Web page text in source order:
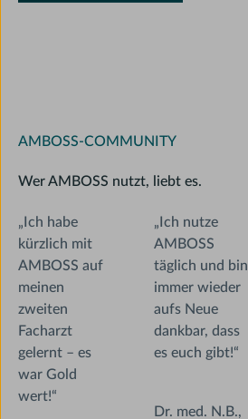
AMBOSS-COMMUNITY
Wer AMBOSS nutzt, liebt es.
„Ich habe
kürzlich mit
AMBOSS auf
meinen
zweiten
Facharzt
gelernt – es
war Gold
wert!“
„Ich nutze
AMBOSS
täglich und bin
immer wieder
aufs Neue
dankbar, dass
es euch gibt!“
Dr. med. N.B.,